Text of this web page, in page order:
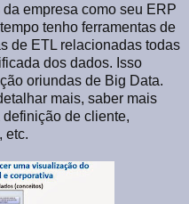
empresa como seu ERP
tenho ferramentas de
de ETL relacionadas todas
dos dados. Isso
oriundas de Big Data.
mais, saber mais
de cliente,
etc.